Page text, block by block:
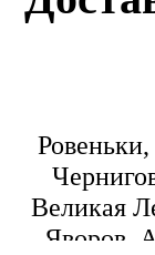
Великая
Яворов,